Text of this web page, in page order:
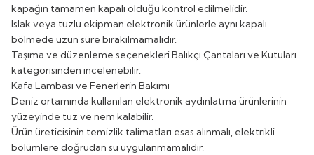
kapağın tamamen kapalı olduğu kontrol edilmelidir.
Islak veya tuzlu ekipman elektronik ürünlerle aynı kapalı
bölmede uzun süre bırakılmamalıdır.
Taşıma ve düzenleme seçenekleriBalıkçı Çantaları ve Kutuları
kategorisinden incelenebilir.
Kafa Lambası ve Fenerlerin Bakımı
Deniz ortamında kullanılan elektronik aydınlatma ürünlerinin
yüzeyinde tuz ve nem kalabilir.
Ürün üreticisinin temizlik talimatları esas alınmalı, elektrikli
bölümlere doğrudan su uygulanmamalıdır.